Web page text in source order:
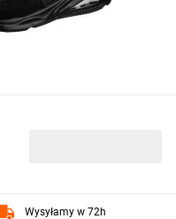
Wysyłamy w 72h